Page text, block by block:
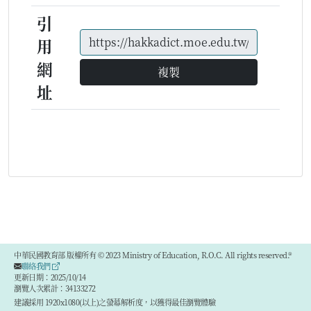
引
用
網
址
複製
中華民國教育部 版權所有 © 2023 Ministry of Education, R.O.C. All rights reserved.®
聯絡我們
更新日期：2025/10/14
瀏覽人次累計：34133272
建議採用 1920x1080(以上)之螢幕解析度，以獲得最佳瀏覽體驗